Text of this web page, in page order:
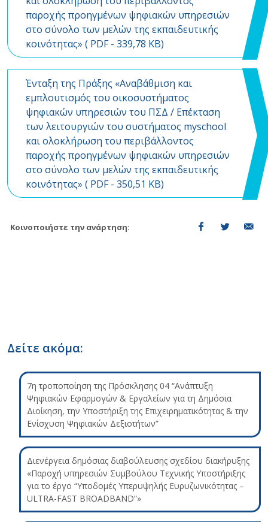
παροχής προηγμένων ψηφιακών υπηρεσιών
στο σύνολο των μελών της εκπαιδευτικής
κοινότητας» ( PDF- 339,78 KB)
Ένταξη της Πράξης «Αναβάθμιση και
εμπλουτισμός του οικοσυστήματος
ψηφιακών υπηρεσιών του ΠΣΔ / Επέκταση
των λειτουργιών του συστήματος myschool
και ολοκλήρωση του περιβάλλοντος
παροχής προηγμένων ψηφιακών υπηρεσιών
στο σύνολο των μελών της εκπαιδευτικής
κοινότητας» ( PDF- 350,51 KB)
Κοινοποιήστε την ανάρτηση:
Δείτε ακόμα:
7η τροποποίηση της Πρόσκλησης 04 “Ανάπτυξη
Ψηφιακών Εφαρμογών & Εργαλείων για τη Δημόσια
Διοίκηση, την Υποστήριξη της Επιχειρηματικότητας & την
Ενίσχυση Ψηφιακών Δεξιοτήτων”
Διενέργεια δημόσιας διαβούλευσης σχεδίου διακήρυξης
«Παροχή υπηρεσιών Συμβούλου Τεχνικής Υποστήριξης
για το έργο “Υποδομές Υπερυψηλής Ευρυζωνικότητας –
ULTRA-FAST BROADBAND”»